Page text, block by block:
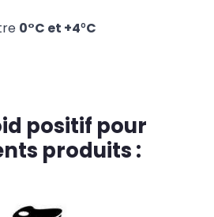
0°C et +4°C
positif pour
produits :